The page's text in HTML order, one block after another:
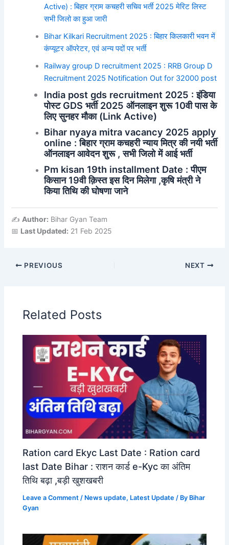
Active) : बिहार ग्राम कचहरी सचिव भर्ती 2025 मेरिट लिस्ट
सभी जिलो का हुआ जारी
Bihar Kilkari Recruitment 2025 : बिहार किलकारी भवन में
कंप्यूटर ऑपरेटर, एवं अन्य पदों पर भर्ती
Railway group D recruitment 2025 : RRB Group D
Recruitment 2025 Notification Out for 32000 post
India post gds recruitment 2025 : इंडिया
पोस्ट GDS भर्ती 2025 ऑनलाइन शुरू 10वी पास के
लिए सुनहर मौका (Link Active)
Bihar nyaya mitra vacancy 2025 apply
online : बिहार ग्राम कचहरी न्याय मित्र की नयी भर्ती
ऑनलाइन आवेदन शुरू , सभी जिलो में आई भर्ती
Pm kisan 19th installment Date : पीएम
किसान 19वी क़िस्त इस दिन मिलेगा ,कृषि मंत्री ने
किया तिथि की घोषणा जाने
✍️ Author: Bihar Gyan Team
📅 Last Updated: 21 Feb 2025
PREVIOUS NEXT
Related Posts
Ration card Ekyc Last Date : Ration card
last Date Bihar : राशन कार्ड e-Kyc का अंतिम
तिथि बढ़ा ,बड़ी खुशखबरी
Leave a Comment / News update, Latest Update / By Bihar
Gyan